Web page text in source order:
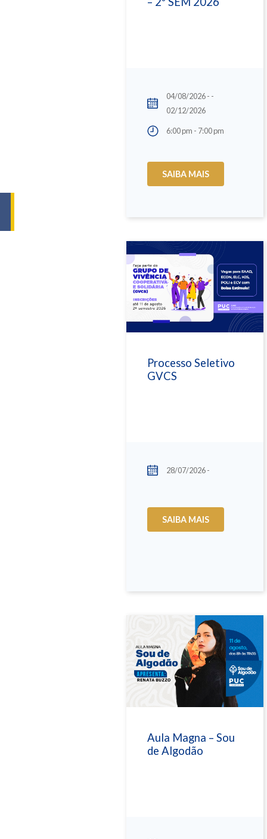
04/08/2026 - -
02/12/2026
6:00 pm - 7:00 pm
SAIBA MAIS
Processo Seletivo
GVCS
28/07/2026 -
SAIBA MAIS
Aula Magna – Sou
de Algodão